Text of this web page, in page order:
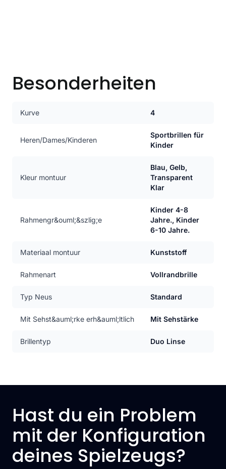
Besonderheiten
Kurve 4
Heren/Dames/Kinderen
Sportbrillen für
Kinder
Kleur montuur
Blau, Gelb,
Transparent
Klar
Rahmengr&ouml;&szlig;e
Kinder 4-8
Jahre., Kinder
6-10 Jahre.
Materiaal montuur Kunststoff
Rahmenart Vollrandbrille
Typ Neus Standard
Mit Sehst&auml;rke erh&auml;ltlich Mit Sehstärke
Brillentyp Duo Linse
Hast du ein Problem
mit der Konfiguration
deines Spielzeugs?